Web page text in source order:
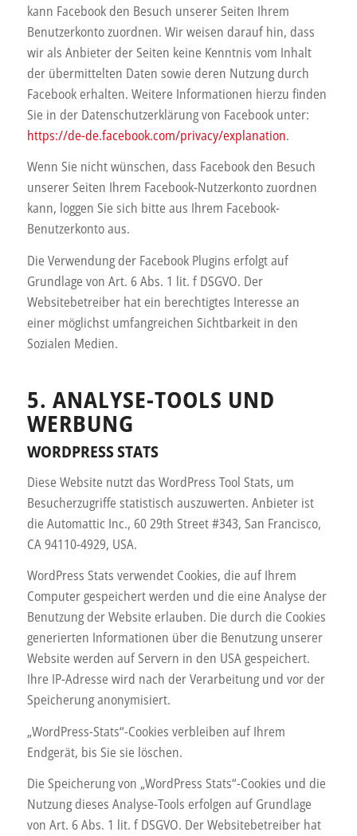
kann Facebook den Besuch unserer Seiten Ihrem
Benutzerkonto zuordnen. Wir weisen darauf hin, dass
wir als Anbieter der Seiten keine Kenntnis vom Inhalt
der übermittelten Daten sowie deren Nutzung durch
Facebook erhalten. Weitere Informationen hierzu finden
Sie in der Datenschutzerklärung von Facebook unter:
https://de-de.facebook.com/privacy/explanation.
Wenn Sie nicht wünschen, dass Facebook den Besuch
unserer Seiten Ihrem Facebook-Nutzerkonto zuordnen
kann, loggen Sie sich bitte aus Ihrem Facebook-
Benutzerkonto aus.
Die Verwendung der Facebook Plugins erfolgt auf
Grundlage von Art. 6 Abs. 1 lit. f DSGVO. Der
Websitebetreiber hat ein berechtigtes Interesse an
einer möglichst umfangreichen Sichtbarkeit in den
Sozialen Medien.
5. ANALYSE-TOOLS UND
WERBUNG
WORDPRESS STATS
Diese Website nutzt das WordPress Tool Stats, um
Besucherzugriffe statistisch auszuwerten. Anbieter ist
die Automattic Inc., 60 29th Street #343, San Francisco,
CA 94110-4929, USA.
WordPress Stats verwendet Cookies, die auf Ihrem
Computer gespeichert werden und die eine Analyse der
Benutzung der Website erlauben. Die durch die Cookies
generierten Informationen über die Benutzung unserer
Website werden auf Servern in den USA gespeichert.
Ihre IP-Adresse wird nach der Verarbeitung und vor der
Speicherung anonymisiert.
„WordPress-Stats“-Cookies verbleiben auf Ihrem
Endgerät, bis Sie sie löschen.
Die Speicherung von „WordPress Stats“-Cookies und die
Nutzung dieses Analyse-Tools erfolgen auf Grundlage
von Art. 6 Abs. 1 lit. f DSGVO. Der Websitebetreiber hat